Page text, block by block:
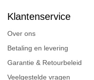
Klantenservice
Over ons
Betaling en levering
Garantie & Retourbeleid
Veelgestelde vragen